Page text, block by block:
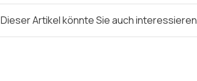
Dieser Artikel könnte Sie auch interessieren